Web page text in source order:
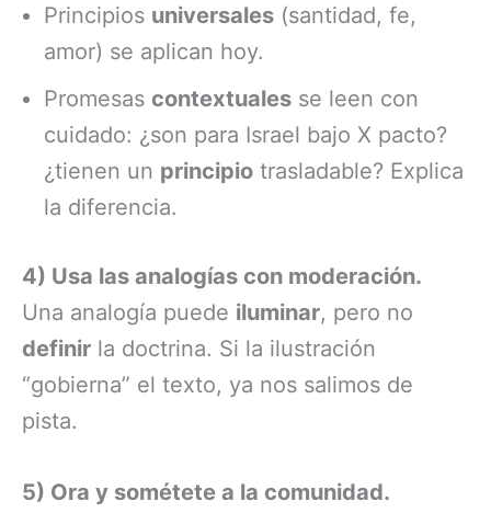
Principios universales (santidad, fe,
amor) se aplican hoy.
Promesas contextuales se leen con
cuidado: ¿son para Israel bajo X pacto?
¿tienen un principio trasladable? Explica
la diferencia.
4) Usa las analogías con moderación.
Una analogía puede iluminar, pero no
definir la doctrina. Si la ilustración
“gobierna” el texto, ya nos salimos de
pista.
5) Ora y sométete a la comunidad.